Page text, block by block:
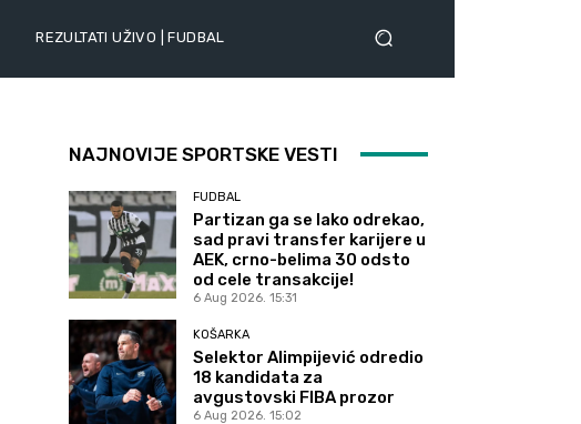
REZULTATI UŽIVO | FUDBAL
NAJNOVIJE SPORTSKE VESTI
FUDBAL
Partizan ga se lako odrekao,
sad pravi transfer karijere u
AEK, crno-belima 30 odsto
od cele transakcije!
6 Aug 2026. 15:31
KOŠARKA
Selektor Alimpijević odredio
18 kandidata za
avgustovski FIBA prozor
6 Aug 2026. 15:02